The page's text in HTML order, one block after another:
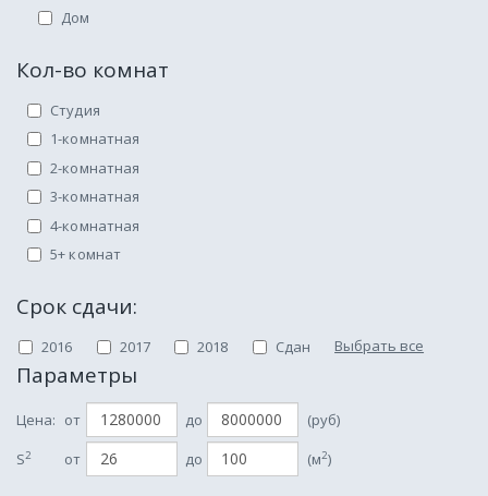
Дом
Кол-во комнат
Студия
1-комнатная
2-комнатная
3-комнатная
4-комнатная
5+ комнат
Срок сдачи:
2016 2017 2018 Сдан Выбрать все
Параметры
Цена: от до
(руб)
S2 от до (м2)